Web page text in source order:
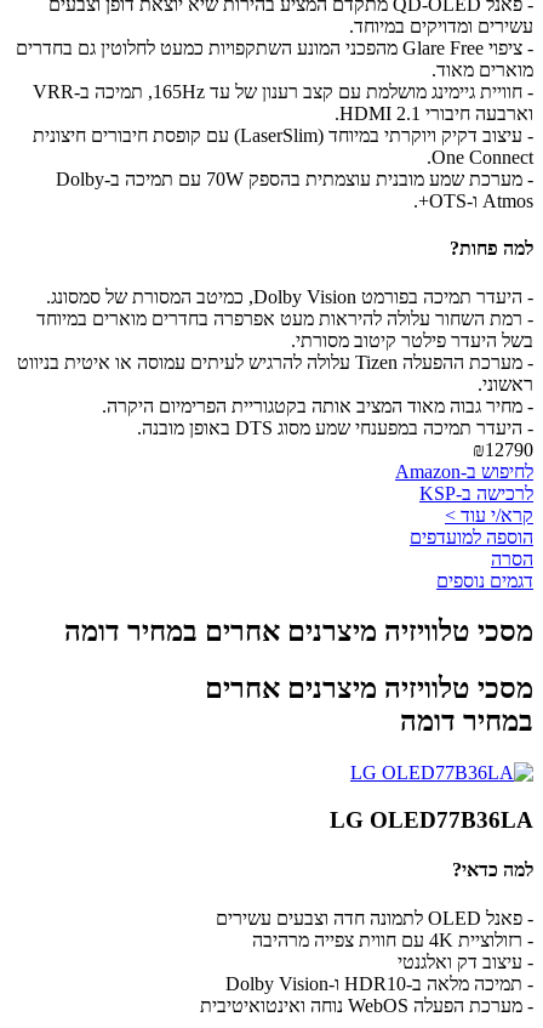
- פאנל QD-OLED מתקדם המציע בהירות שיא יוצאת דופן וצבעים
עשירים ומדויקים במיוחד.
- ציפוי Glare Free מהפכני המונע השתקפויות כמעט לחלוטין גם בחדרים
מוארים מאוד.
- חוויית גיימינג מושלמת עם קצב רענון של עד 165Hz, תמיכה ב-VRR
וארבעה חיבורי HDMI 2.1.
- עיצוב דקיק ויוקרתי במיוחד (LaserSlim) עם קופסת חיבורים חיצונית
One Connect.
- מערכת שמע מובנית עוצמתית בהספק 70W עם תמיכה ב-Dolby
Atmos ו-OTS+.
למה פחות?
- היעדר תמיכה בפורמט Dolby Vision, כמיטב המסורת של סמסונג.
- רמת השחור עלולה להיראות מעט אפרפרה בחדרים מוארים במיוחד
בשל היעדר פילטר קיטוב מסורתי.
- מערכת ההפעלה Tizen עלולה להרגיש לעיתים עמוסה או איטית בניווט
ראשוני.
- מחיר גבוה מאוד המציב אותה בקטגוריית הפרימיום היקרה.
- היעדר תמיכה במפענחי שמע מסוג DTS באופן מובנה.
₪12790
לחיפוש ב-Amazon
לרכישה ב-KSP
קרא/י עוד >
הוספה למועדפים
הסרה
דגמים נוספים
מסכי טלוויזיה מיצרנים אחרים במחיר דומה
מסכי טלוויזיה מיצרנים אחרים
במחיר דומה
LG OLED77B36LA
למה כדאי?
- פאנל OLED לתמונה חדה וצבעים עשירים
- רזולוציית 4K עם חווית צפייה מרהיבה
- עיצוב דק ואלגנטי
- תמיכה מלאה ב-HDR10 ו-Dolby Vision
- מערכת הפעלה WebOS נוחה ואינטואיטיבית